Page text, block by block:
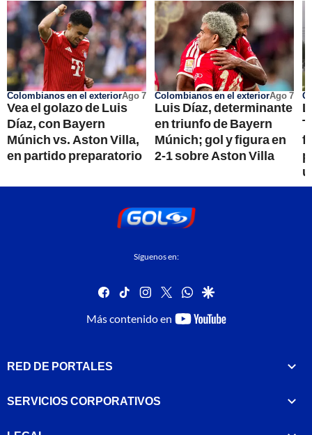
Colombianos en el exteriorAgo 7
Vea el golazo de Luis
Díaz, con Bayern
Múnich vs. Aston Villa,
en partido preparatorio
Colombianos en el exteriorAgo 7
Luis Díaz, determinante
en triunfo de Bayern
Múnich; gol y figura en
2-1 sobre Aston Villa
Síguenos en:
facebook
tiktok instagram
twitterwhatsapp
google
Más contenido en
youtube-
RED DE PORTALES
SERVICIOS CORPORATIVOS